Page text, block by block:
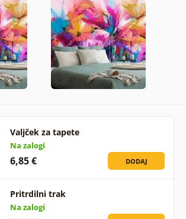
Valjček za tapete
Na zalogi
6,85 € DODAJ
Pritrdilni trak
Na zalogi